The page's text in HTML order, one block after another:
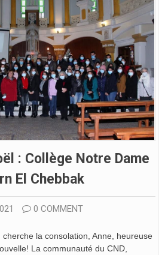
: Collège Notre Dame
El Chebbak
0 COMMENT
la consolation, Anne, heureuse
La communauté du CND,